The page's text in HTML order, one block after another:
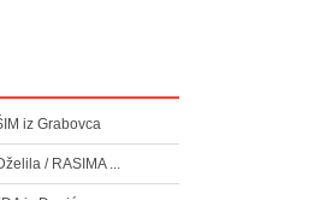
iz Grabovca
/ RASIMA ...